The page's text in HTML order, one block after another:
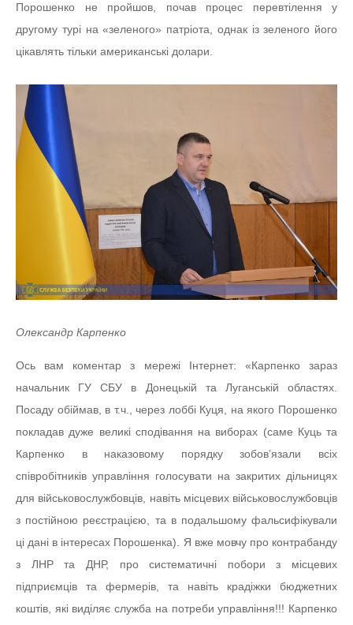
Порошенко не пройшов, почав процес перевтілення у
другому турі на «зеленого» патріота, однак із зеленого його
цікавлять тільки американські долари.
Олександр Карпенко
Ось вам коментар з мережі Інтернет: «Карпенко зараз
начальник ГУ СБУ в Донецькій та Луганській областях.
Посаду обіймав, в т.ч., через лоббі Куця, на якого Порошенко
покладав дуже великі сподівання на виборах (саме Куць та
Карпенко в наказовому порядку зобов’язали всіх
співробітників управління голосувати на закритих дільницях
для військовослужбовців, навіть місцевих військовослужбовців
з постійною реєстрацією, та в подальшому фальсифікували
ці дані в інтересах Порошенка). Я вже мовчу про контрабанду
з ЛНР та ДНР, про систематичні побори з місцевих
підприємців та фермерів, та навіть крадіжки бюджетних
коштів, які виділяє служба на потреби управління!!! Карпенко